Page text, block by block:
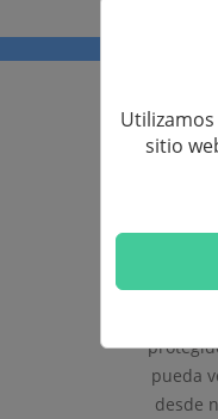
pueda
desde
sitio